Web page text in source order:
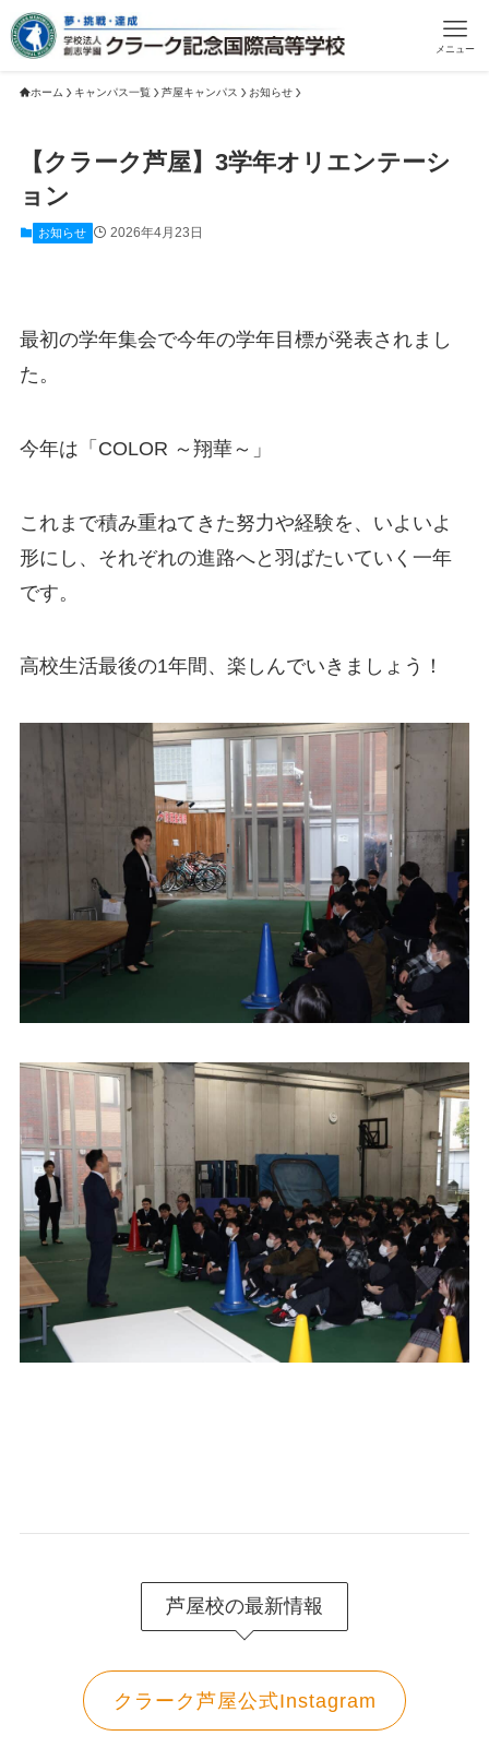
メニュー
ホーム キャンパス一覧 芦屋キャンパス お知らせ
【クラーク芦屋】3学年オリエンテーシ
ョン
お知らせ 2026年4月23日
最初の学年集会で今年の学年目標が発表されまし
た。
今年は「COLOR ～翔華～」
これまで積み重ねてきた努力や経験を、いよいよ
形にし、それぞれの進路へと羽ばたいていく一年
です。
高校生活最後の1年間、楽しんでいきましょう！
芦屋校の最新情報
クラーク芦屋公式Instagram